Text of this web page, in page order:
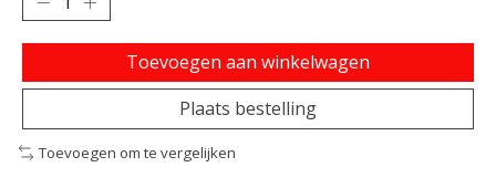
Toevoegen aan winkelwagen
Plaats bestelling
Toevoegen om te vergelijken